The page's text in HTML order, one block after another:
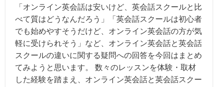
「オンライン英会話は安いけど、英会話スクールと比
べて質はどうなんだろう」「英会話スクールは初心者
でも始めやすそうだけど、オンライン英会話の方が気
軽に受けられそう」など、オンライン英会話と英会話
スクールの違いに関する疑問への回答を今回はまとめ
てみようと思います。 数々のレッスンを体験・取材
した経験を踏まえ、オンライン英会話と英会話スクー